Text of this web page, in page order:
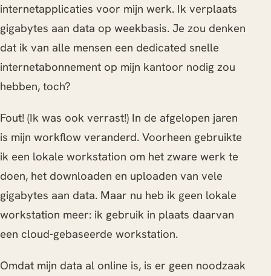
internetapplicaties voor mijn werk. Ik verplaats
gigabytes aan data op weekbasis. Je zou denken
dat ik van alle mensen een dedicated snelle
internetabonnement op mijn kantoor nodig zou
hebben, toch?
Fout! (Ik was ook verrast!) In de afgelopen jaren
is mijn workflow veranderd. Voorheen gebruikte
ik een lokale workstation om het zware werk te
doen, het downloaden en uploaden van vele
gigabytes aan data. Maar nu heb ik geen lokale
workstation meer: ik gebruik in plaats daarvan
een cloud-gebaseerde workstation.
Omdat mijn data al online is, is er geen noodzaak